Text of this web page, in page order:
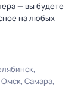
— вы будете
на любых
Омск Самара